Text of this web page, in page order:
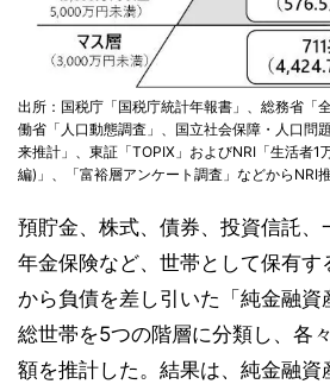
出所：国税庁「国税庁統計年報書」、総務省「
働省「人口動態調査」、国立社会保障・人口問
来推計」、東証「TOPIX」およびNRI「生活者1
編)」、「富裕層アンケート調査」などからNRI
預貯金、株式、債券、投資信託、
年金保険など、世帯として保有す
から負債を差し引いた「純金融資
総世帯を5つの階層に分類し、各
額を推計した。結果は、純金融資